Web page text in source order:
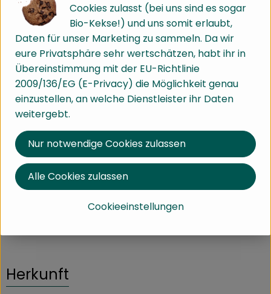
Handelsklasse II
Info Herkunft
Info
Produktinformationen
Zutaten
Produktdatenblatt
Herkunft
Cookies zulasst (bei uns sind es sogar
Bio-Kekse!) und uns somit erlaubt,
Daten für unser Marketing zu sammeln. Da wir
eure Privatsphäre sehr wertschätzen, habt ihr in
Übereinstimmung mit der EU-Richtlinie
2009/136/EG (E-Privacy) die Möglichkeit genau
einzustellen, an welche Dienstleister ihr Daten
weitergebt.
Cookieeinstellungen
Nur notwendige Cookies zulassen
Alle Cookies zulassen